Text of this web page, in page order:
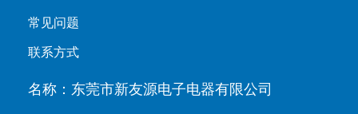
常见问题
联系方式
名称：东莞市新友源电子电器有限公司